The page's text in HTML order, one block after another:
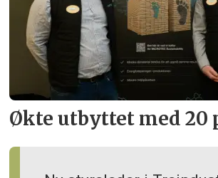
Økte utbyttet med 20